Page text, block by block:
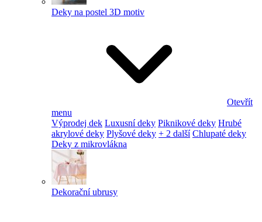
Deky na postel 3D motiv
Otevřít
menu
Výprodej dek Luxusní deky Piknikové deky Hrubé
akrylové deky Plyšové deky + 2 další Chlupaté deky
Deky z mikrovlákna
Dekorační ubrusy